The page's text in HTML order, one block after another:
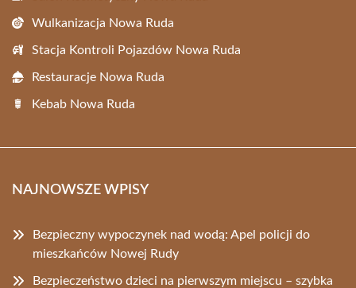
Wulkanizacja Nowa Ruda
Stacja Kontroli Pojazdów Nowa Ruda
Restauracje Nowa Ruda
Kebab Nowa Ruda
NAJNOWSZE WPISY
Bezpieczny wypoczynek nad wodą: Apel policji do
mieszkańców Nowej Rudy
Bezpieczeństwo dzieci na pierwszym miejscu – szybka